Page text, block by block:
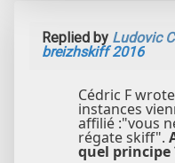
Replied by Ludovic
breizhskiff 2016
Cédric F
instances
affilié :"vous
régate skiff".
quel principe